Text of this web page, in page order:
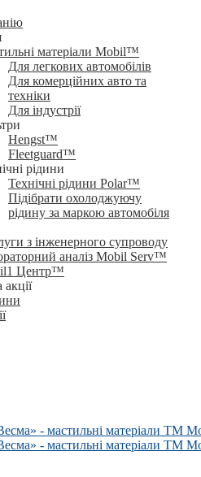
матеріали Mobil™
Для легкових автомобілів
Для комерційних авто та
техніки
Для індустрії
Hengst™
Fleetguard™
рідини
Технічні рідини Polar™
Підібрати охолоджуючу
рідину за маркою автомобіля
з інженерного супроводу
аналіз Mobil Serv™
Центр™​